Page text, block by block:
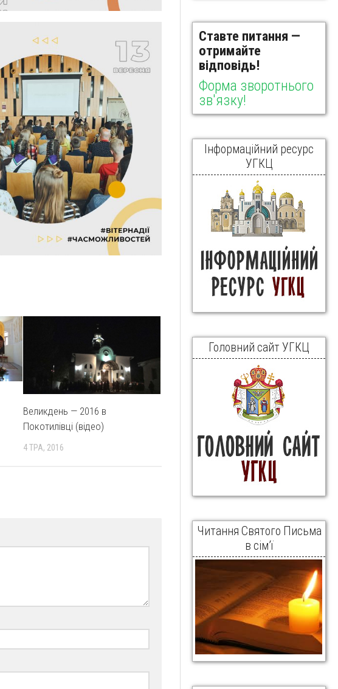
Великдень — 2016 в
Покотилівці (відео)
4 ТРА, 2016
Ставте питання —
отримайте
відповідь!
Форма зворотнього
зв'язку!
Інформаційний ресурс
УГКЦ
Головний сайт УГКЦ
Читання Святого Письма
в сім’ї